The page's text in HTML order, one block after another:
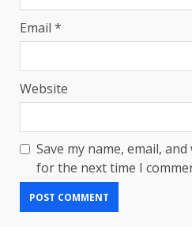
Email *
Website
Save my name, email,
for the next time I